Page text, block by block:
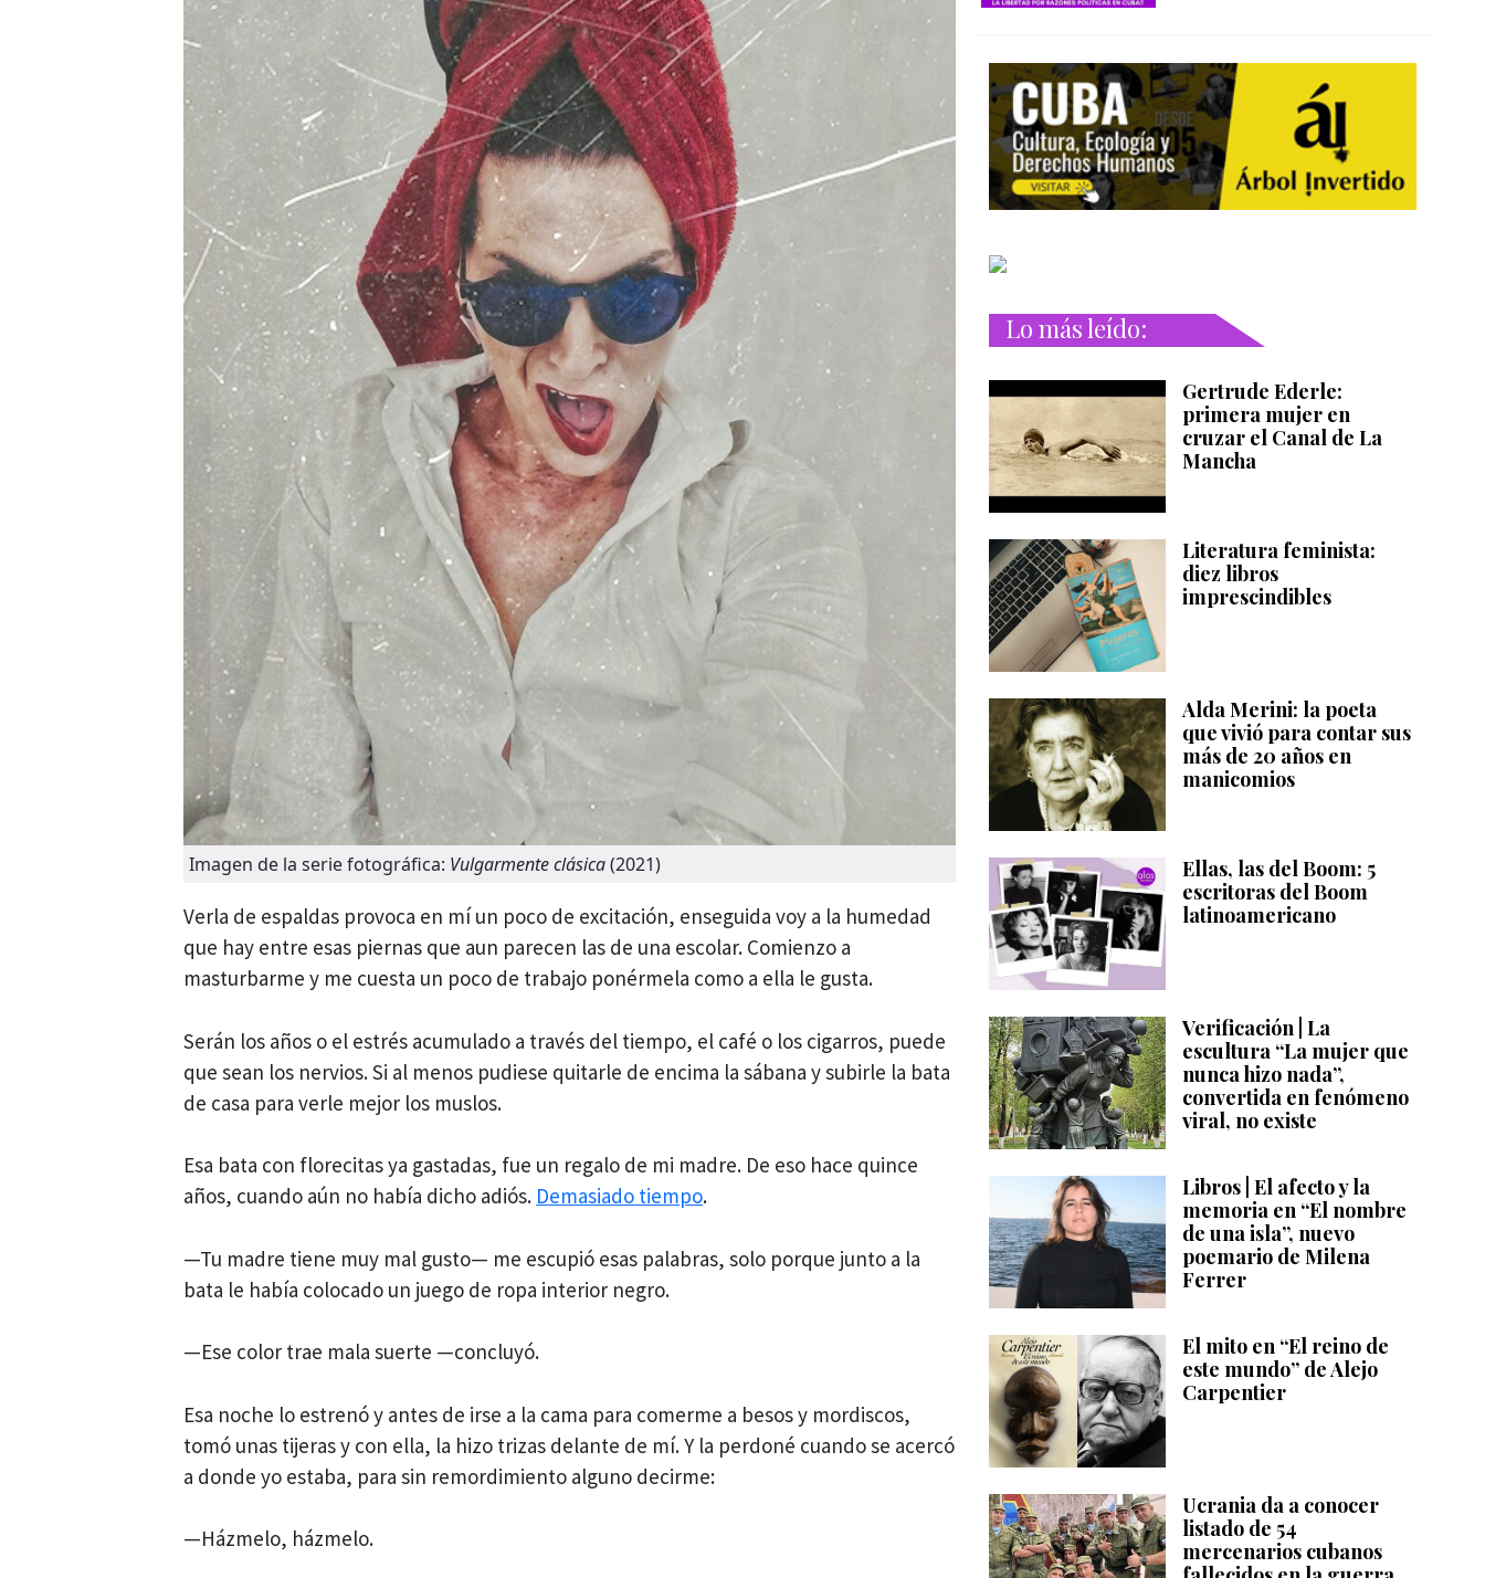
Imagen de la serie fotográfica: Vulgarmente clásica(2021)
Verla de espaldas provoca en mí un poco de excitación, enseguida voy a la humedad
que hay entre esas piernas que aun parecen las de una escolar. Comienzo a
masturbarme y me cuesta un poco de trabajo ponérmela como a ella le gusta.
Serán los años o el estrés acumulado a través del tiempo, el café o los cigarros, puede
que sean los nervios. Si al menos pudiese quitarle de encima la sábana y subirle la bata
de casa para verle mejor los muslos.
Esa bata con florecitas ya gastadas, fue un regalo de mi madre. De eso hace quince
años, cuando aún no había dicho adiós. Demasiado tiempo.
—Tu madre tiene muy mal gusto— me escupió esas palabras, solo porque junto a la
bata le había colocado un juego de ropa interior negro.
—Ese color trae mala suerte —concluyó.
Esa noche lo estrenó y antes de irse a la cama para comerme a besos y mordiscos,
tomó unas tijeras y con ella, la hizo trizas delante de mí. Y la perdoné cuando se acercó
a donde yo estaba, para sin remordimiento alguno decirme:
—Házmelo, házmelo.
Lo más leído:
Gertrude Ederle:
primera mujer en
cruzar el Canal de La
Mancha
Literatura feminista:
diez libros
imprescindibles
Alda Merini: la poeta
que vivió para contar sus
más de 20 años en
manicomios
Ellas, las del Boom: 5
escritoras del Boom
latinoamericano
Verificación | La
escultura “La mujer que
nunca hizo nada”,
convertida en fenómeno
viral, no existe
Libros | El afecto y la
memoria en “El nombre
de una isla”, nuevo
poemario de Milena
Ferrer
El mito en “El reino de
este mundo” de Alejo
Carpentier
Ucrania da a conocer
listado de 54
mercenarios cubanos